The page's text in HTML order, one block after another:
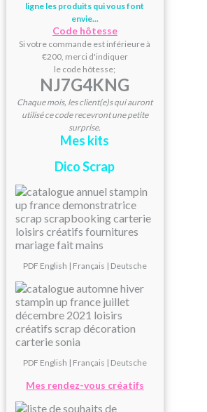
ligne les produits qui vous font
envie...
Code hôtesse
Si votre commande est inférieure à
€200, merci d'indiquer
le code hôtesse;
NJ7G4KNG
Chaque mois, les client(e)s qui auront
utilisé ce code recevront une petite
surprise.
Mes kits
Dico Scrap
PDF English | Français | Deutsche
PDF English | Français | Deutsche
Mes rendez-vous créatifs